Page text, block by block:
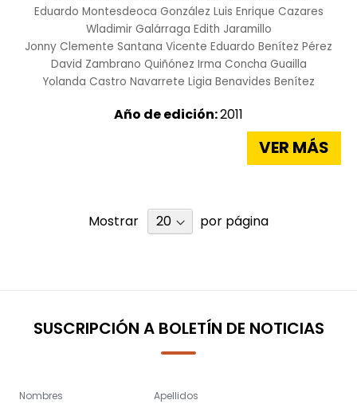
Eduardo Montesdeoca González Luis Enrique Cazares
Wladimir Galárraga Edith Jaramillo
Jonny Clemente Santana Vicente Eduardo Benítez Pérez
David Zambrano Quiñónez Irma Concha Guailla
Yolanda Castro Navarrete Ligia Benavides Benítez
Año de edición:2011
VER MÁS
Mostrar por página
SUSCRIPCIÓN A BOLETÍN DE NOTICIAS
Nombres Apellidos